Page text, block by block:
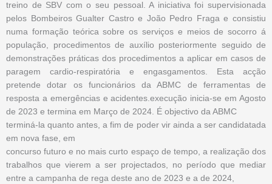
treino de SBV com o seu pessoal. A iniciativa foi supervisionada
pelos Bombeiros Gualter Castro e João Pedro Fraga e consistiu
numa formação teórica sobre os serviços e meios de socorro á
população, procedimentos de auxílio posteriormente seguido de
demonstrações práticas dos procedimentos a aplicar em casos de
paragem cardio-respiratória e engasgamentos. Esta acção
pretende dotar os funcionários da ABMC de ferramentas de
resposta a emergências e acidentes.execução inicia-se em Agosto
de 2023 e termina em Março de 2024. É objectivo da ABMC
terminá-la quanto antes, a fim de poder vir ainda a ser candidatada
em nova fase, em
concurso futuro e no mais curto espaço de tempo, a realização dos
trabalhos que vierem a ser projectados, no período que mediar
entre a campanha de rega deste ano de 2023 e a de 2024,